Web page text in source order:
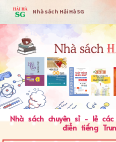
Chuyển
nội
dung
Nhà sách Hải Hà SG
Nhà sách chuyên sỉ - lẻ
điển tiếng